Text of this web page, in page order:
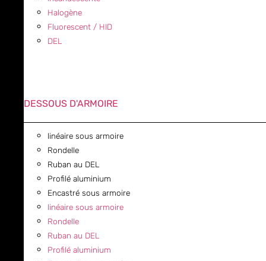
Halogène
Fluorescent / HID
DEL
DESSOUS D'ARMOIRE
linéaire sous armoire
Rondelle
Ruban au DEL
Profilé aluminium
Encastré sous armoire
linéaire sous armoire
Rondelle
Ruban au DEL
Profilé aluminium